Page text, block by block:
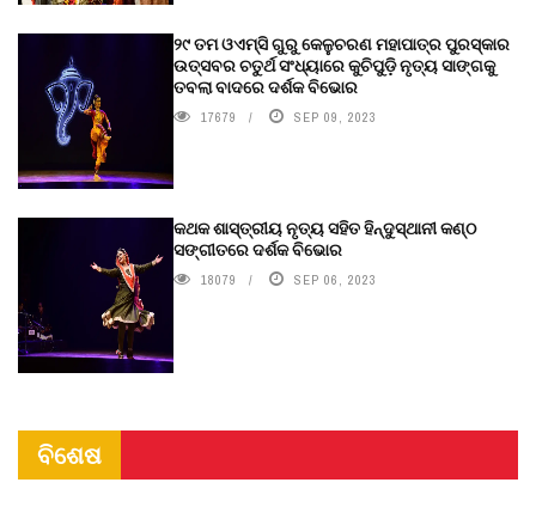
୨୯ ତମ ଓଏମ୍‌ସି ଗୁରୁ କେଳୁଚରଣ ମହାପାତ୍ର ପୁରସ୍କାର
ଉତ୍ସବର ଚତୁର୍ଥ ସଂଧ୍ୟାରେ କୁଚିପୁଡ଼ି ନୃତ୍ୟ ସାଙ୍ଗକୁ
ତବଲା ବାଦରେ ଦର୍ଶକ ବିଭୋର
17679 SEP 09, 2023
କଥକ ଶାସ୍ତ୍ରୀୟ ନୃତ୍ୟ ସହିତ ହିନ୍ଦୁସ୍ଥାନୀ କଣ୍ଠ
ସଙ୍ଗୀତରେ ଦର୍ଶକ ବିଭୋର
18079 SEP 06, 2023
ବିଶେଷ